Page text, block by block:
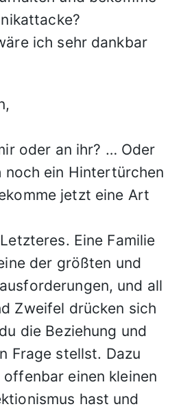
ich sehr dankbar
oder an ihr? … Oder
noch ein Hintertürchen
jetzt eine Art
Eine Familie
der größten und
und all
Zweifel drücken sich
die Beziehung und
Frage stellst. Dazu
einen kleinen
hast und